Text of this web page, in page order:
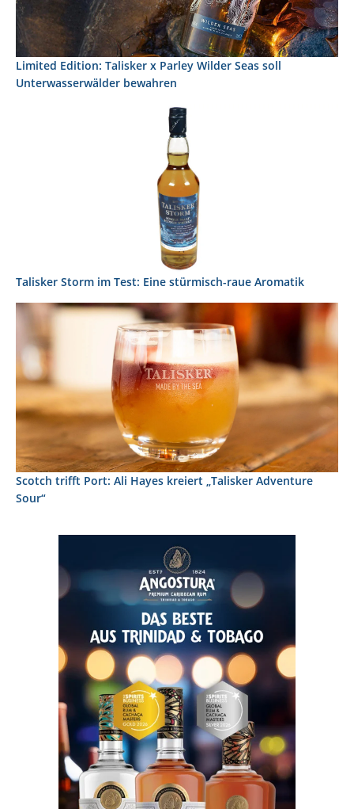
Limited Edition: Talisker x Parley Wilder Seas soll
Unterwasserwälder bewahren
Talisker Storm im Test: Eine stürmisch-raue Aromatik
Scotch trifft Port: Ali Hayes kreiert „Talisker Adventure
Sour“